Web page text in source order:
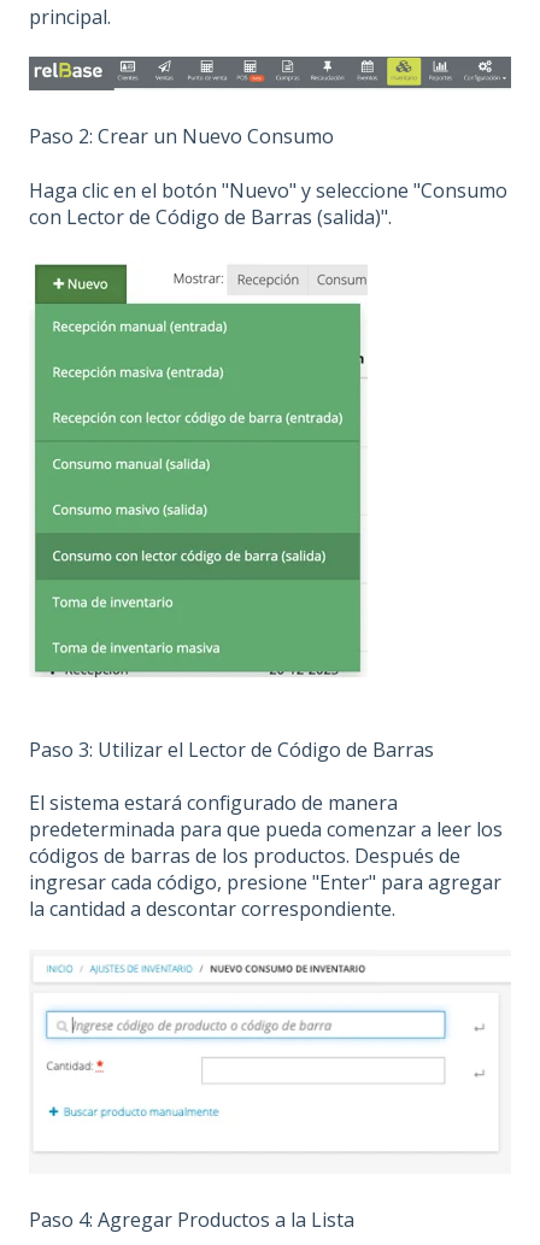
principal.
Paso 2: Crear un Nuevo Consumo
Haga clic en el botón "Nuevo" y seleccione "Consumo
con Lector de Código de Barras (salida)".
Paso 3: Utilizar el Lector de Código de Barras
El sistema estará configurado de manera
predeterminada para que pueda comenzar a leer los
códigos de barras de los productos. Después de
ingresar cada código, presione "Enter" para agregar
la cantidad a descontar correspondiente.
Paso 4: Agregar Productos a la Lista